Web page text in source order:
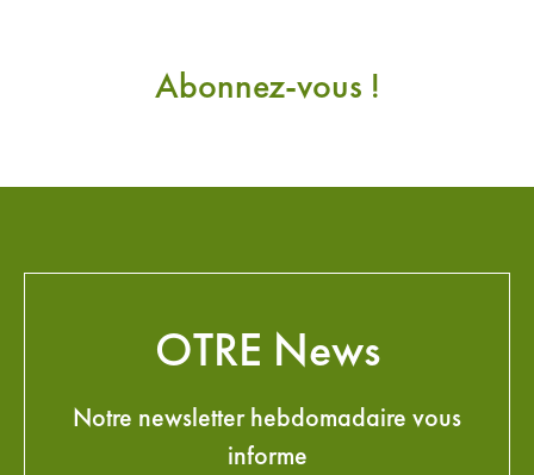
Abonnez-vous !
OTRE News
Notre newsletter hebdomadaire vous
informe